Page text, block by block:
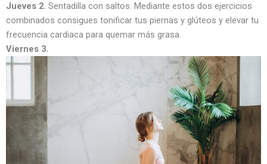
Jueves 2. Sentadilla con saltos. Mediante estos dos ejercicios
combinados consigues tonificar tus piernas y glúteos y elevar tu
frecuencia cardiaca para quemar más grasa.
Viernes 3.